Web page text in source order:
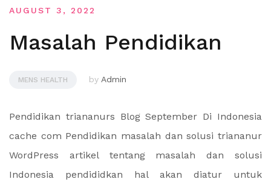
AUGUST 3, 2022
Masalah Pendidikan
MENS HEALTH by Admin
Pendidikan triananurs Blog September Di Indonesia
cache com Pendidikan masalah dan solusi triananur
WordPress artikel tentang masalah dan solusi
Indonesia pendididkan hal akan diatur untuk